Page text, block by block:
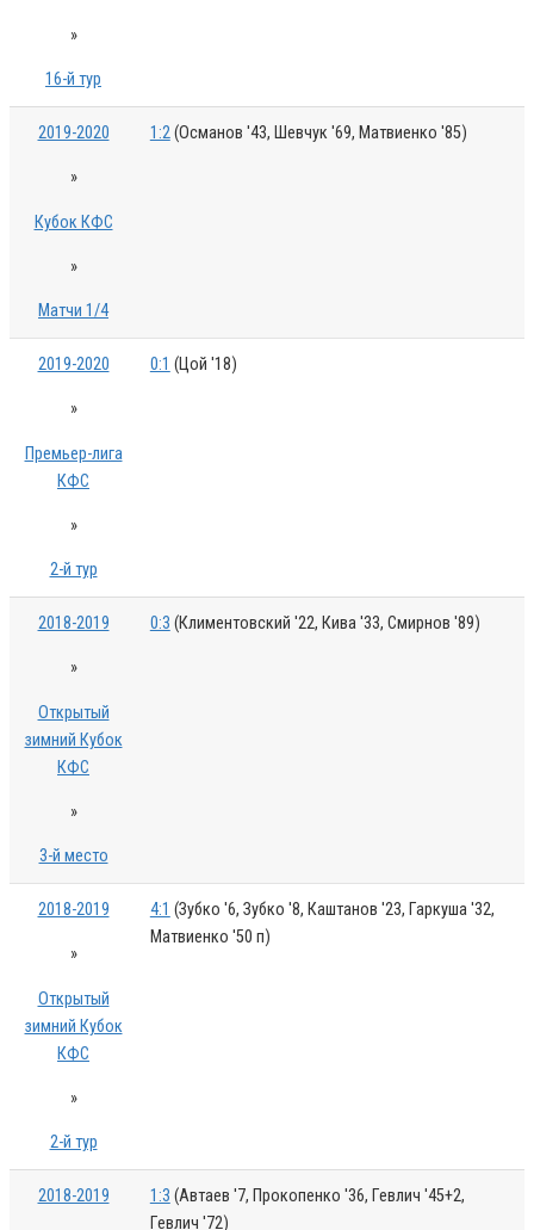
»
16-й тур
2019-2020
»
Кубок КФС
»
Матчи 1/4
1:2(Османов '43, Шевчук '69, Матвиенко '85)
2019-2020
»
Премьер-лига
КФС
»
2-й тур
0:1 (Цой '18)
2018-2019
»
Открытый
зимний Кубок
КФС
»
3-й место
0:3 (Климентовский '22, Кива '33, Смирнов '89)
2018-2019
»
Открытый
зимний Кубок
КФС
»
2-й тур
4:1 (Зубко '6, Зубко '8, Каштанов '23, Гаркуша '32,
Матвиенко '50 п)
2018-2019 1:3 (Автаев '7, Прокопенко '36, Гевлич '45+2,
Гевлич '72)